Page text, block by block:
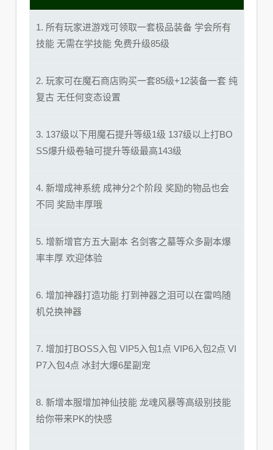
1. 所有玩家进游戏可领取一套极品装备 学会所有
技能 无需在学技能 免费升级85级
2. 玩家可在魔石商店购买一套85级+12装备一套 纯
复古 无任何变态设置
3. 137级以下用魔石提升等级1级 137级以上打BO
SS爆升级卷轴可提升等级最高143级
4. 新增成神系统 成神分2个阶段 奖励的物品也会
不同 奖励丰厚哦
5. 增新增官方五大副本 名剑客之墓等众多副本爆
率丰厚 欢迎体验
6. 增加神器打造功能 打到神器之泪可以在雷鸣随
机兑换神器
7. 增加打BOSS入包 VIP5入包1点 VIP6入包2点 VI
P7入包4点 冰封大爆6星副宠
8. 新增本服增加神仙技能 龙魂风暴等高级别技能
给你带来PK的快感